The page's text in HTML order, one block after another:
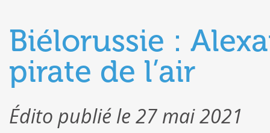
Biélorussie :
pirate de l’air
Édito publié le 27 mai 2021